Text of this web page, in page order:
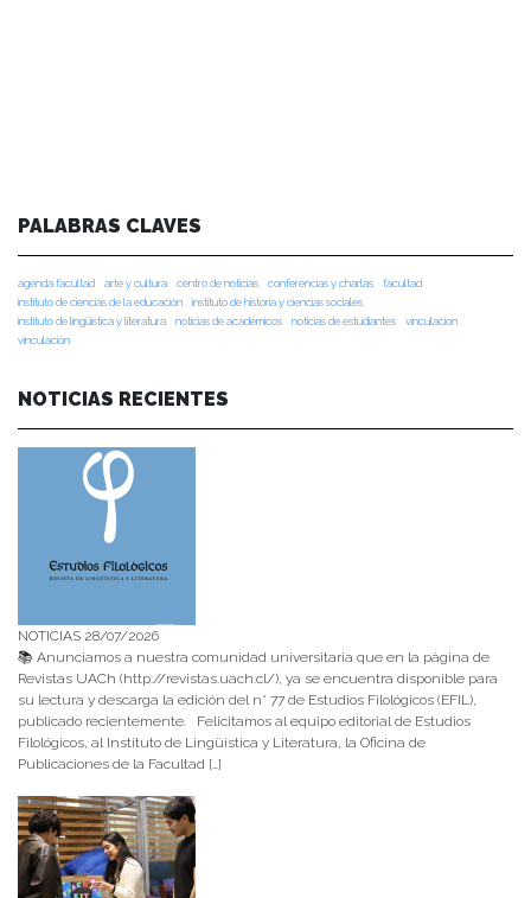
PALABRAS CLAVES
agenda facultad arte y cultura centro de noticias conferencias y charlas
facultad
instituto de ciencias de la educación
instituto de historia y ciencias sociales
instituto de lingüística y literatura
noticias de académicos noticias de estudiantes
vinculacion
vinculación
NOTICIAS RECIENTES
NOTICIAS 28/07/2026
📚 Anunciamos a nuestra comunidad universitaria que en la página de
Revistas UACh (http://revistas.uach.cl/), ya se encuentra disponible para
su lectura y descarga la edición del n° 77 de Estudios Filológicos (EFIL),
publicado recientemente. Felicitamos al equipo editorial de Estudios
Filológicos, al Instituto de Lingüística y Literatura, la Oficina de
Publicaciones de la Facultad […]